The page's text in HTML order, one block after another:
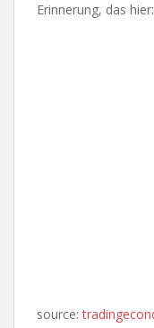
Erinnerung, das hier:
source: